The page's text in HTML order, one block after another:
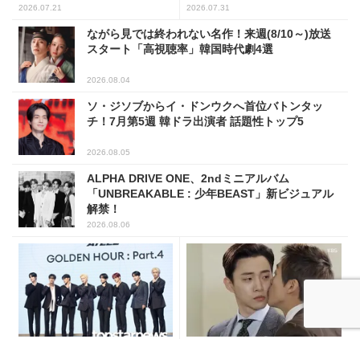
2026.07.21 2026.07.31
ながら見では終われない名作！来週(8/10～)放送
スタート「高視聴率」韓国時代劇4選
2026.08.04
ソ・ジソブからイ・ドンウクへ首位バトンタッ
チ！7月第5週 韓ドラ出演者 話題性トップ5
2026.08.05
ALPHA DRIVE ONE、2ndミニアルバム
「UNBREAKABLE : 少年BEAST」新ビジュアル
解禁！
2026.08.06